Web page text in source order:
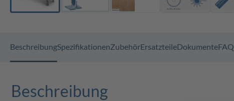
BeschreibungSpezifikationenZubehörErsatzteileDokumenteFAQ
Beschreibung